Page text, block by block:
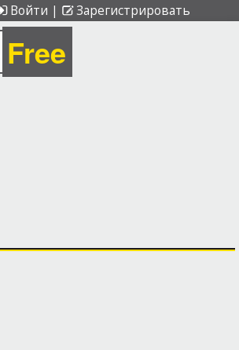
Войти | Зарегистрировать
Free